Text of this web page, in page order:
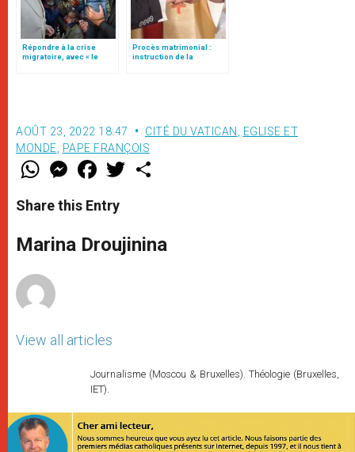
Répondre à la crise
migratoire, avec « le
Procès matrimonial :
instruction de la
AOÛT 23, 2022 18:47 CITÉ DU VATICAN
EGLISE ET
MONDE PAPE FRANÇOIS
W
t
s
p
p
M
e
s
e
g
e
F
a
e
b
o
k
w
r
Share this Entry
Marina Droujinina
View all articles
Journalisme (Moscou & Bruxelles). Théologie (Bruxelles,
IET).